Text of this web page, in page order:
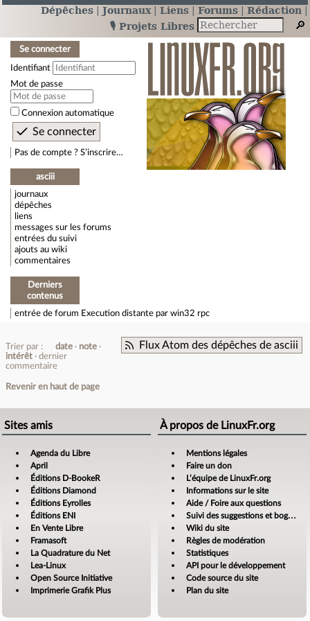
Dépêches Journaux Liens Forums
Rédaction
🎙️ Projets Libres
Se connecter
Identifiant
Mot de passe
Connexion automatique
Pas de compte ? S’inscrire…
asciii
journaux
dépêches
liens
messages sur les forums
entrées du suivi
ajouts au wiki
commentaires
Derniers
contenus
entrée de forum Execution distante par win32 rpc
Flux Atom des dépêches de asciii
Trier par : date
note
intérêt
dernier
commentaire
Revenir en haut de page
Sites amis
Agenda du Libre
April
Éditions D-BookeR
Éditions Diamond
Éditions Eyrolles
Éditions ENI
En Vente Libre
Framasoft
La Quadrature du Net
Lea-Linux
Open Source Initiative
Imprimerie Grafik Plus
À propos de LinuxFr.org
Mentions légales
Faire un don
L’équipe de LinuxFr.org
Informations sur le site
Aide / Foire aux questions
Suivi des suggestions et bogues
Wiki du site
Règles de modération
Statistiques
API pour le développement
Code source du site
Plan du site